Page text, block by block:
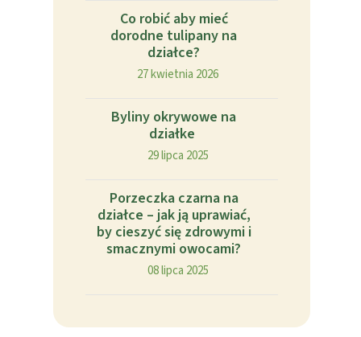
Co robić aby mieć
dorodne tulipany na
działce?
27 kwietnia 2026
Byliny okrywowe na
działke
29 lipca 2025
Porzeczka czarna na
działce – jak ją uprawiać,
by cieszyć się zdrowymi i
smacznymi owocami?
08 lipca 2025